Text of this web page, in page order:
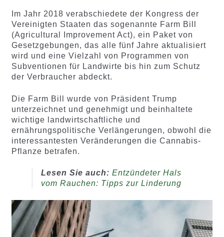
Im Jahr 2018 verabschiedete der Kongress der
Vereinigten Staaten das sogenannte Farm Bill
(Agricultural Improvement Act), ein Paket von
Gesetzgebungen, das alle fünf Jahre aktualisiert
wird und eine Vielzahl von Programmen von
Subventionen für Landwirte bis hin zum Schutz
der Verbraucher abdeckt.
Die Farm Bill wurde von Präsident Trump
unterzeichnet und genehmigt und beinhaltete
wichtige landwirtschaftliche und
ernährungspolitische Verlängerungen, obwohl die
interessantesten Veränderungen die Cannabis-
Pflanze betrafen.
Lesen Sie auch: Entzündeter Hals
vom Rauchen: Tipps zur Linderung